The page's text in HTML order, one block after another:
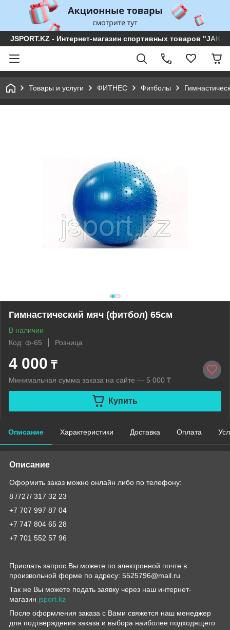
JSPORT.KZ - Интернет-магазин спортивных товаров
Товары и услуги ФИТНЕС Фитболы
Гимнастический мяч (фитбол) 65см
В наличии
Код: ф-65
Розница
4 000 ₸
Минимальная сумма заказа на сайте — 5 000 ₸
Купить
Описание Характеристики Доставка Оплата
Описание
Оформить заказ можно онлайн либо по телефону:
8 /727/ 317 32 23
+7 707 997 87 04
+7 747 804 65 28
+7 701 552 57 96
Прислать запрос Вы можете по электронной почте в
произвольной форме по адресу: 5525796@mail.ru
Так же Вы можете подать заявку через наш интернет-
магазин jsport.kz
После оформления заказа с Вами свяжется наш менеджер
для подтверждения заказа и выбора наиболее подходящего